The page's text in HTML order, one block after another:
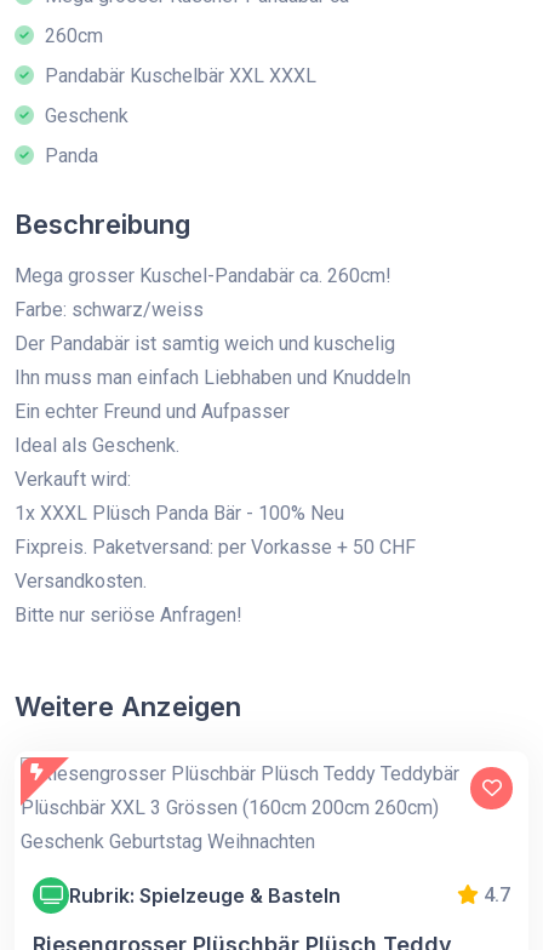
260cm
Pandabär Kuschelbär XXL XXXL
Geschenk
Panda
Beschreibung
Mega grosser Kuschel-Pandabär ca. 260cm!
Farbe: schwarz/weiss
Der Pandabär ist samtig weich und kuschelig
Ihn muss man einfach Liebhaben und Knuddeln
Ein echter Freund und Aufpasser
Ideal als Geschenk.
Verkauft wird:
1x XXXL Plüsch Panda Bär - 100% Neu
Fixpreis. Paketversand: per Vorkasse + 50 CHF
Versandkosten.
Bitte nur seriöse Anfragen!
Weitere Anzeigen
Rubrik: Spielzeuge & Basteln 4.7
Riesengrosser Plüschbär Plüsch Teddy